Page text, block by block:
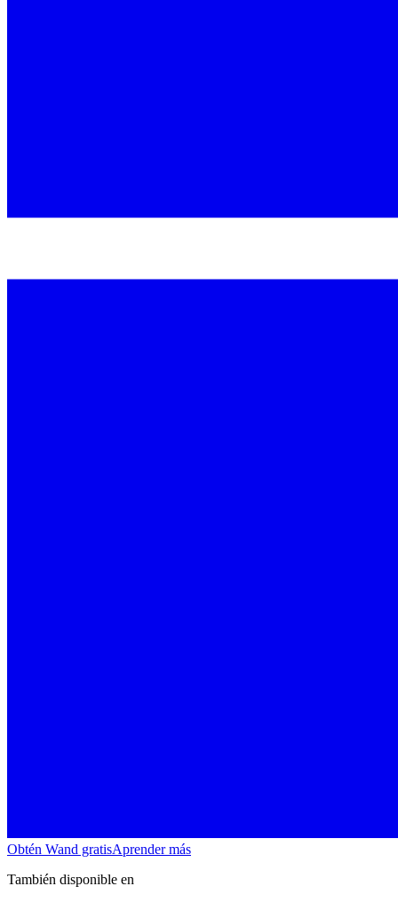
Obtén Wand gratisAprender más
También disponible en